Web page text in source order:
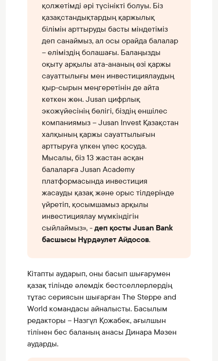
қолжетімді әрі түсінікті болуы. Біз
қазақстандықтардың қаржылық
білімін арттыруды басты міндетіміз
деп санаймыз, ал осы орайда балалар
– еліміздің болашағы. Балаңызды
оқыту арқылы ата-ананың өзі қаржы
сауаттылығы мен инвестициялаудың
қыр-сырын меңгеретінін де айта
кеткен жөн. Jusan цифрлық
экожүйесінің бөлігі, біздің еншілес
компаниямыз – Jusan Invest Қазақстан
халқының қаржы сауаттылығын
арттыруға үлкен үлес қосуда.
Мысалы, біз 13 жастан асқан
балаларға Jusan Academy
платформасында инвестиция
жасауды қазақ және орыс тілдерінде
үйретіп, қосымшамыз арқылы
инвестициялау мүмкіндігін
сыйлаймыз», -деп қосты Jusan Bank
басшысы Нұрдәулет Айдосов.
Кітапты аударып, оны басып шығарумен
қазақ тілінде әлемдік бестселлерлердің
тұтас сериясын шығарған The Steppe and
World командасы айналысты. Басылым
редакторы – Назгүл Қожабек, ағылшын
тілінен бес баланың анасы Динара Мәзен
аударды.